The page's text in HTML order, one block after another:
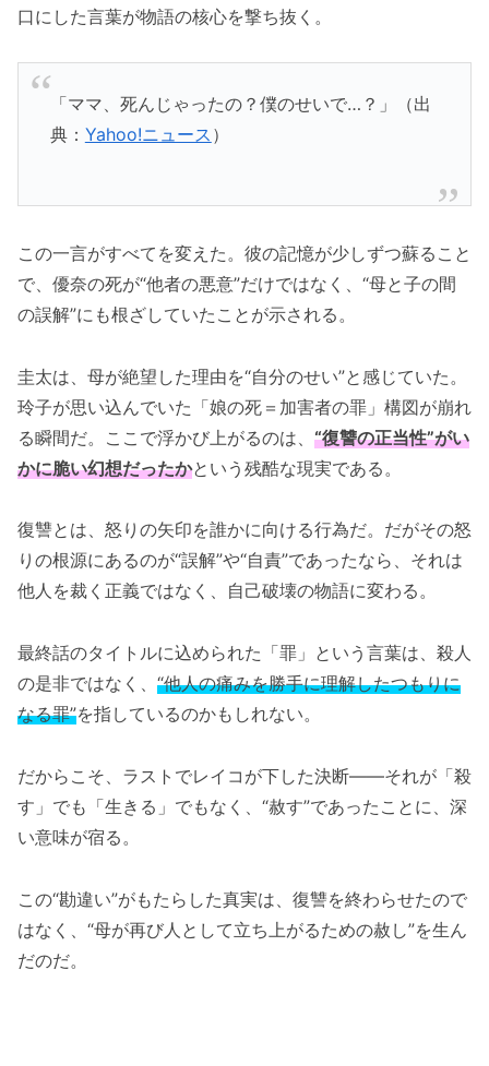
口にした言葉が物語の核心を撃ち抜く。
「ママ、死んじゃったの？僕のせいで…？」（出
典： Yahoo!ニュース ）
この一言がすべてを変えた。彼の記憶が少しずつ蘇ること
で、優奈の死が“他者の悪意”だけではなく、“母と子の間
の誤解”にも根ざしていたことが示される。
圭太は、母が絶望した理由を“自分のせい”と感じていた。
玲子が思い込んでいた「娘の死＝加害者の罪」構図が崩れ
る瞬間だ。ここで浮かび上がるのは、 “復讐の正当性”がい
かに脆い幻想だったかという残酷な現実である。
復讐とは、怒りの矢印を誰かに向ける行為だ。だがその怒
りの根源にあるのが“誤解”や“自責”であったなら、それは
他人を裁く正義ではなく、自己破壊の物語に変わる。
最終話のタイトルに込められた「罪」という言葉は、殺人
の是非ではなく、 “他人の痛みを勝手に理解したつもりに
なる罪”を指しているのかもしれない。
だからこそ、ラストでレイコが下した決断――それが「殺
す」でも「生きる」でもなく、“赦す”であったことに、深
い意味が宿る。
この“勘違い”がもたらした真実は、復讐を終わらせたので
はなく、“母が再び人として立ち上がるための赦し”を生ん
だのだ。